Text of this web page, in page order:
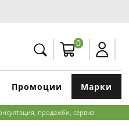
0
Марки
Промоции
продажби, сервиз